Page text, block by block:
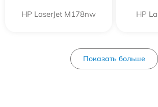
HP LaserJet M178nw HP
Показать больше